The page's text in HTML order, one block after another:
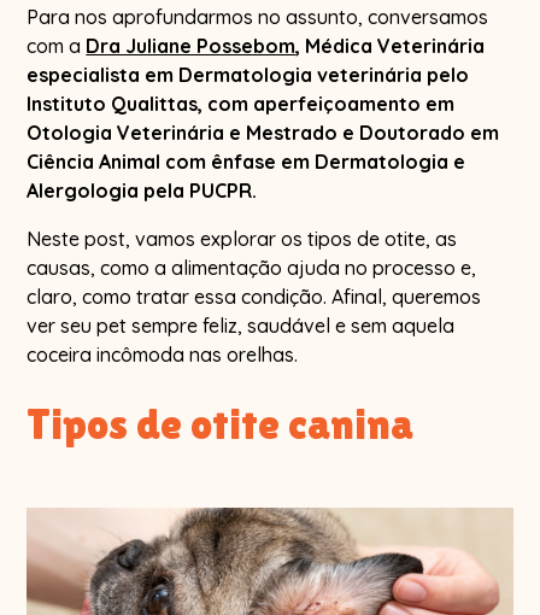
Para nos aprofundarmos no assunto, conversamos
com a Dra Juliane Possebom, Médica Veterinária
especialista em Dermatologia veterinária pelo
Instituto Qualittas, com aperfeiçoamento em
Otologia Veterinária e Mestrado e Doutorado em
Ciência Animal com ênfase em Dermatologia e
Alergologia pela PUCPR.
Neste post, vamos explorar os tipos de otite, as
causas, como a alimentação ajuda no processo e,
claro, como tratar essa condição. Afinal, queremos
ver seu pet sempre feliz, saudável e sem aquela
coceira incômoda nas orelhas.
Tipos de otite canina